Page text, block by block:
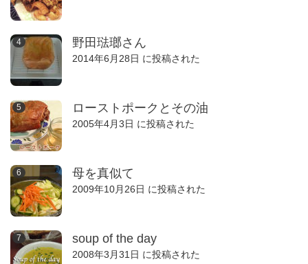
野田琺瑯さん
2014年6月28日 に投稿された
ローストポークとその油
2005年4月3日 に投稿された
母を真似て
2009年10月26日 に投稿された
soup of the day
2008年3月31日 に投稿された